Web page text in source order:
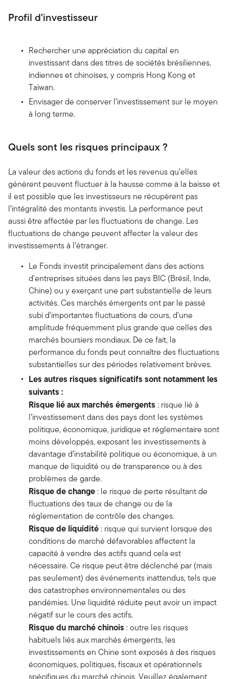
Profil d'investisseur
Rechercher une appréciation du capital en
investissant dans des titres de sociétés brésiliennes,
indiennes et chinoises, y compris Hong Kong et
Taïwan.
Envisager de conserver l’investissement sur le moyen
à long terme.
Quels sont les risques principaux ?
La valeur des actions du fonds et les revenus qu’elles
génèrent peuvent fluctuer à la hausse comme à la baisse et
il est possible que les investisseurs ne récupèrent pas
l’intégralité des montants investis. La performance peut
aussi être affectée par les fluctuations de change. Les
fluctuations de change peuvent affecter la valeur des
investissements à l’étranger.
Le Fonds investit principalement dans des actions
d'entreprises situées dans les pays BIC (Brésil, Inde,
Chine) ou y exerçant une part substantielle de leurs
activités. Ces marchés émergents ont par le passé
subi d'importantes fluctuations de cours, d'une
amplitude fréquemment plus grande que celles des
marchés boursiers mondiaux. De ce fait, la
performance du fonds peut connaître des fluctuations
substantielles sur des périodes relativement brèves.
Les autres risques significatifs sont notamment les
suivants :
Risque lié aux marchés émergents : risque lié à
l’investissement dans des pays dont les systèmes
politique, économique, juridique et réglementaire sont
moins développés, exposant les investissements à
davantage d’instabilité politique ou économique, à un
manque de liquidité ou de transparence ou à des
problèmes de garde.
Risque de change: le risque de perte résultant de
fluctuations des taux de change ou de la
réglementation de contrôle des changes.
Risque de liquidité: risque qui survient lorsque des
conditions de marché défavorables affectent la
capacité à vendre des actifs quand cela est
nécessaire. Ce risque peut être déclenché par (mais
pas seulement) des événements inattendus, tels que
des catastrophes environnementales ou des
pandémies. Une liquidité réduite peut avoir un impact
négatif sur le cours des actifs.
Risque du marché chinois : outre les risques
habituels liés aux marchés émergents, les
investissements en Chine sont exposés à des risques
économiques, politiques, fiscaux et opérationnels